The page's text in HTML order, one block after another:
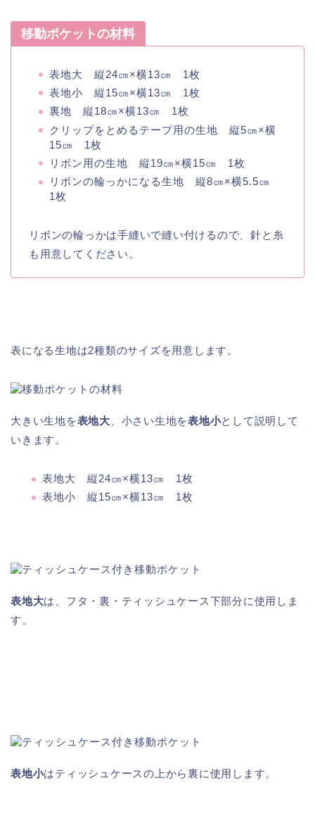
移動ポケットの材料
表地大 縦24㎝×横13㎝ 1枚
表地小 縦15㎝×横13㎝ 1枚
裏地 縦18㎝×横13㎝ 1枚
クリップをとめるテープ用の生地 縦5㎝×横
15㎝ 1枚
リボン用の生地 縦19㎝×横15㎝ 1枚
リボンの輪っかになる生地 縦8㎝×横5.5㎝
1枚
リボンの輪っかは手縫いで縫い付けるので、針と糸
も用意してください。
表になる生地は2種類のサイズを用意します。
大きい生地を表地大 、小さい生地を表地小として説明して
いきます。
表地大 縦24㎝×横13㎝ 1枚
表地小 縦15㎝×横13㎝ 1枚
表地大は、フタ・裏・ティッシュケース下部分に使用しま
す。
表地小はティッシュケースの上から裏に使用します。